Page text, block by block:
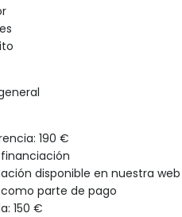
190 €
financiación
disponible en nuestra web
parte de pago
150 €